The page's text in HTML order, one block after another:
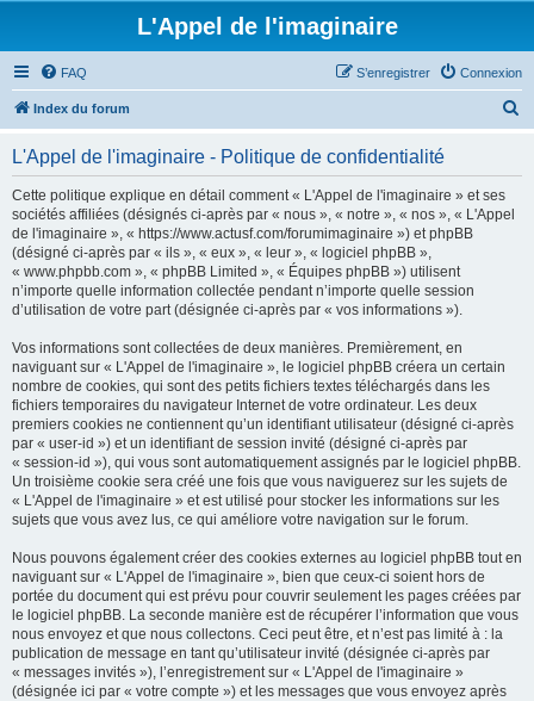
L'Appel de l'imaginaire
FAQ Connexion
S’enregistrer
Index du forum
L'Appel de l'imaginaire - Politique de confidentialité
Cette politique explique en détail comment « L'Appel de l'imaginaire » et ses
sociétés affiliées (désignés ci-après par « nous », « notre », « nos », « L'Appel
de l'imaginaire », « https://www.actusf.com/forumimaginaire ») et phpBB
(désigné ci-après par « ils », « eux », « leur », « logiciel phpBB »,
« www.phpbb.com », « phpBB Limited », « Équipes phpBB ») utilisent
n’importe quelle information collectée pendant n’importe quelle session
d’utilisation de votre part (désignée ci-après par « vos informations »).
Vos informations sont collectées de deux manières. Premièrement, en
naviguant sur « L'Appel de l'imaginaire », le logiciel phpBB créera un certain
nombre de cookies, qui sont des petits fichiers textes téléchargés dans les
fichiers temporaires du navigateur Internet de votre ordinateur. Les deux
premiers cookies ne contiennent qu’un identifiant utilisateur (désigné ci-après
par « user-id ») et un identifiant de session invité (désigné ci-après par
« session-id »), qui vous sont automatiquement assignés par le logiciel phpBB.
Un troisième cookie sera créé une fois que vous naviguerez sur les sujets de
« L'Appel de l'imaginaire » et est utilisé pour stocker les informations sur les
sujets que vous avez lus, ce qui améliore votre navigation sur le forum.
Nous pouvons également créer des cookies externes au logiciel phpBB tout en
naviguant sur « L'Appel de l'imaginaire », bien que ceux-ci soient hors de
portée du document qui est prévu pour couvrir seulement les pages créées par
le logiciel phpBB. La seconde manière est de récupérer l’information que vous
nous envoyez et que nous collectons. Ceci peut être, et n’est pas limité à : la
publication de message en tant qu’utilisateur invité (désignée ci-après par
« messages invités »), l’enregistrement sur « L'Appel de l'imaginaire »
(désignée ici par « votre compte ») et les messages que vous envoyez après